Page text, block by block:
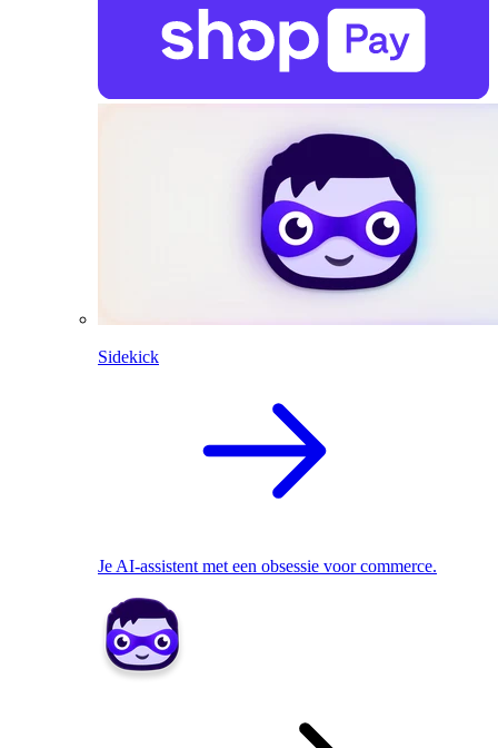
Sidekick
Je AI-assistent met een obsessie voor commerce.